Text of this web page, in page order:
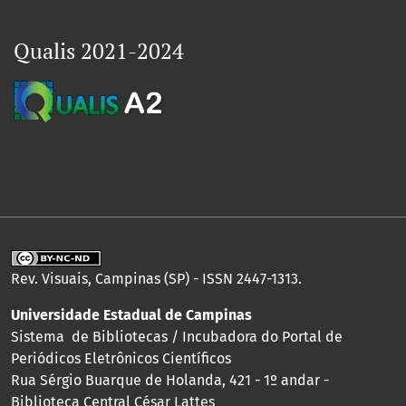
Qualis 2021-2024
Rev. Visuais, Campinas (SP) - ISSN 2447-1313.
Universidade Estadual de Campinas
Sistema de Bibliotecas / Incubadora do Portal de
Periódicos Eletrônicos Científicos
Rua Sérgio Buarque de Holanda, 421 - 1º andar -
Biblioteca Central César Lattes